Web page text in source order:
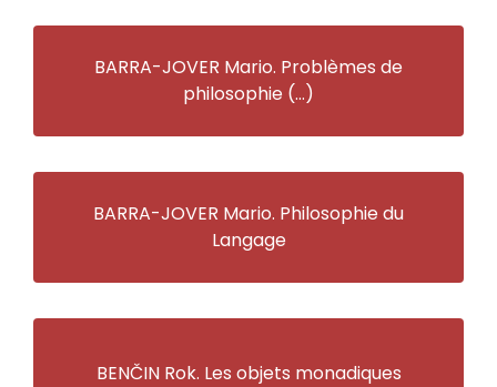
BARRA-JOVER Mario. Problèmes de
philosophie (…)
BARRA-JOVER Mario. Philosophie du
Langage
BENČIN Rok. Les objets monadiques